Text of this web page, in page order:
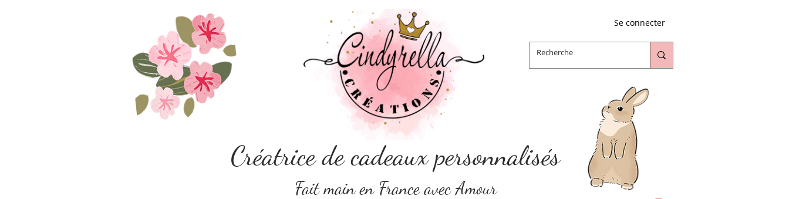
Se connecter
Créatrice de cadeaux personnalisés
Fait main en France avec Amour